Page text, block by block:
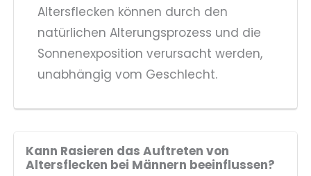
Altersflecken können durch den
natürlichen Alterungsprozess und die
Sonnenexposition verursacht werden,
unabhängig vom Geschlecht.
Kann Rasieren das Auftreten von
Altersflecken bei Männern beeinflussen?